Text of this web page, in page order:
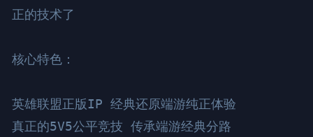
正的技术了
核心特色：
英雄联盟正版IP 经典还原端游纯正体验
真正的5V5公平竞技 传承端游经典分路